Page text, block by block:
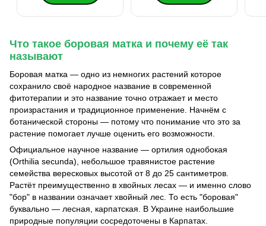
Что такое боровая матка и почему её так
называют
Боровая матка — одно из немногих растений которое
сохранило своё народное название в современной
фитотерапии и это название точно отражает и место
произрастания и традиционное применение. Начнём с
ботанической стороны — потому что понимание что это за
растение помогает лучше оценить его возможности.
Официальное научное название — ортилия однобокая
(Orthilia secunda), небольшое травянистое растение
семейства вересковых высотой от 8 до 25 сантиметров.
Растёт преимущественно в хвойных лесах — и именно слово
"бор" в названии означает хвойный лес. То есть "боровая"
буквально — лесная, карпатская. В Украине наибольшие
природные популяции сосредоточены в Карпатах.